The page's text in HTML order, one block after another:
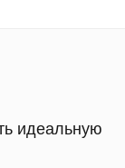
идеальную